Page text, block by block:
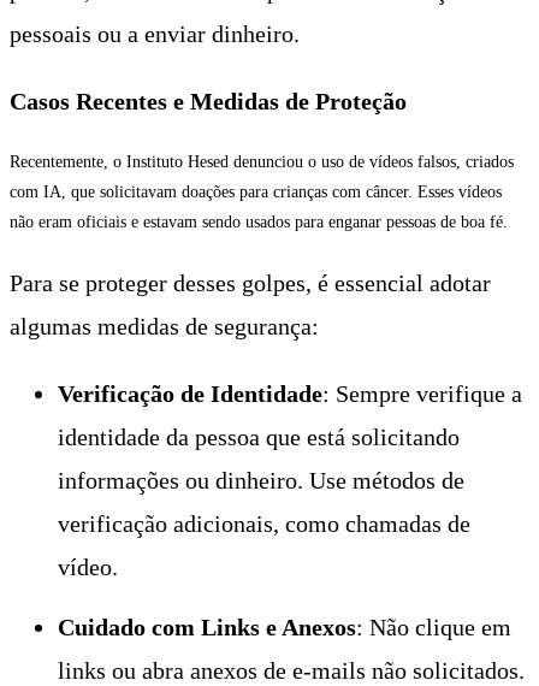
pessoais ou a enviar dinheiro.
Casos Recentes e Medidas de Proteção
Recentemente, o Instituto Hesed denunciou o uso de vídeos falsos, criados
com IA, que solicitavam doações para crianças com câncer. Esses vídeos
não eram oficiais e estavam sendo usados para enganar pessoas de boa fé.
Para se proteger desses golpes, é essencial adotar
algumas medidas de segurança:
Verificação de Identidade: Sempre verifique a
identidade da pessoa que está solicitando
informações ou dinheiro. Use métodos de
verificação adicionais, como chamadas de
vídeo.
Cuidado com Links e Anexos: Não clique em
links ou abra anexos de e-mails não solicitados.